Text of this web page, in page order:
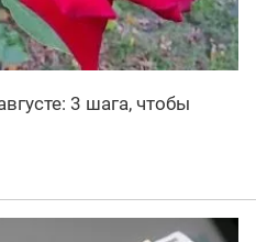
3 шага, чтобы